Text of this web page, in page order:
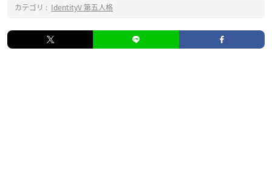
カテゴリ : IdentityV 第五人格